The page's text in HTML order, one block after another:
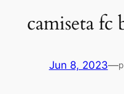
camiseta fc
Jun 8, 2023—